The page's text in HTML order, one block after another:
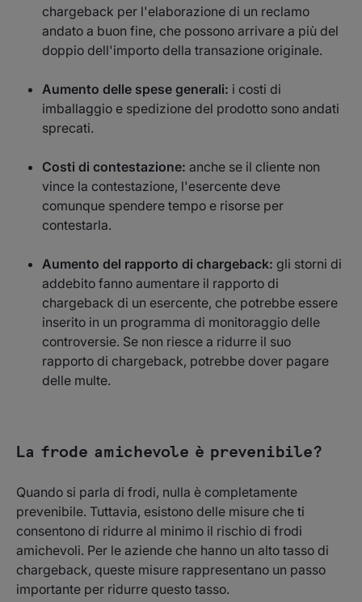
chargeback per l'elaborazione di un reclamo
andato a buon fine, che possono arrivare a più del
doppio dell'importo della transazione originale.
Aumento delle spese generali: i costi di
imballaggio e spedizione del prodotto sono andati
sprecati.
Costi di contestazione: anche se il cliente non
vince la contestazione, l'esercente deve
comunque spendere tempo e risorse per
contestarla‍.
Aumento del rapporto di chargeback: gli storni di
addebito fanno aumentare il rapporto di
chargeback di un esercente, che potrebbe essere
inserito in un programma di monitoraggio delle
controversie. Se non riesce a ridurre il suo
rapporto di chargeback, potrebbe dover pagare
delle multe.
La frode amichevole è prevenibile?
Quando si parla di frodi, nulla è completamente
prevenibile. Tuttavia, esistono delle misure che ti
consentono di ridurre al minimo il rischio di frodi
amichevoli. Per le aziende che hanno un alto tasso di
chargeback, queste misure rappresentano un passo
importante per ridurre questo tasso.